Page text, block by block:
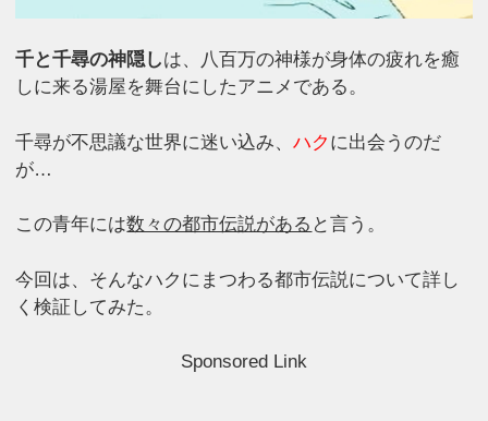
千と千尋の神隠しは、八百万の神様が身体の疲れを癒
しに来る湯屋を舞台にしたアニメである。
千尋が不思議な世界に迷い込み、ハク に出会うのだ
が…
この青年には数々の都市伝説がある と言う。
今回は、そんなハクにまつわる都市伝説について詳し
く検証してみた。
Sponsored Link